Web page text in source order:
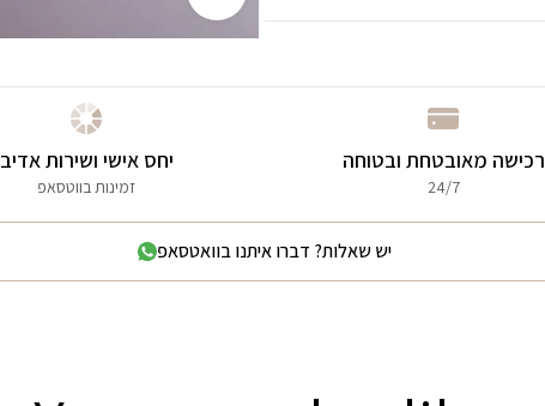
רכישה מאובטחת ובטוחה
24/7
יחס אישי ושירות אדיב
זמינות בווטסאפ
יש שאלות? דברו איתנו בוואטסאפ